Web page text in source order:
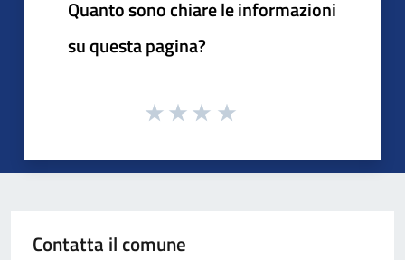
Quanto sono chiare le informazioni
su questa pagina?
Contatta il comune